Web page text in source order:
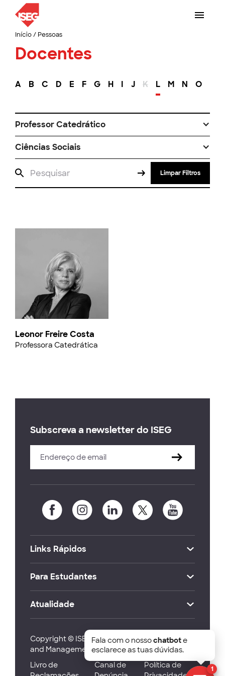
Início/ Pessoas
Docentes
A B C D E F G H I J K L M N O
Professor Catedrático
Ciências Sociais
Limpar Filtros
Leonor Freire Costa
Professora Catedrática
Subscreva a newsletter do ISEG
Links Rápidos
Para Estudantes
Atualidade
Copyright © ISEG Lisbon School of Economics
and Management 2026
Livro de
Canal de
Política de
1
Fala com o nossochatbote
esclarece as tuas dúvidas.